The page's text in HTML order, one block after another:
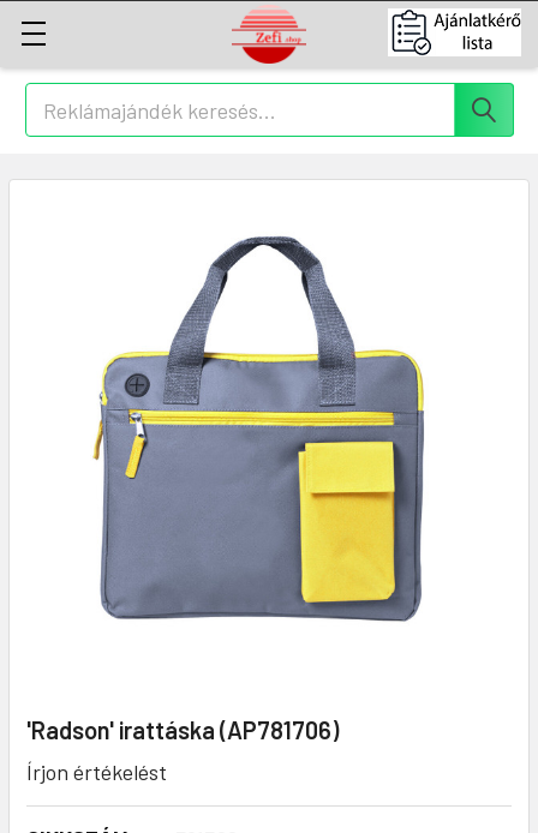
Keresés
'Radson' irattáska (AP781706)
Írjon értékelést